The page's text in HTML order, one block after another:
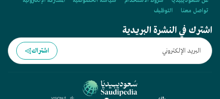
تواصل معنا
التوظيف
اشترك في النشرة البريدية
اشتراك